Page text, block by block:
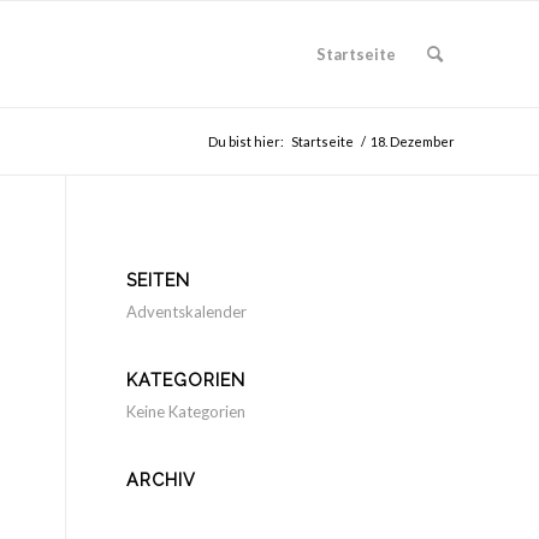
Startseite
Du bist hier: Startseite / 18. Dezember
SEITEN
Adventskalender
KATEGORIEN
Keine Kategorien
ARCHIV